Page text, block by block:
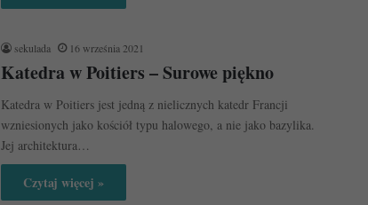
sekulada 16 września 2021
Katedra w Poitiers – Surowe piękno
Katedra w Poitiers jest jedną z nielicznych katedr Francji
wzniesionych jako kościół typu halowego, a nie jako bazylika.
Jej architektura…
Czytaj więcej »